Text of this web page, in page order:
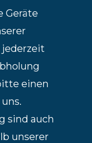
Geräte
jederzeit
einen
sind auch
unserer